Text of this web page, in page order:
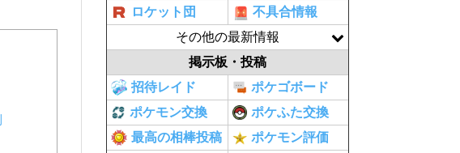
ロケット団
不具合情報
その他の最新情報
掲示板・投稿
招待レイド
ポケゴボード
ポケモン交換
ポケふた交換
最高の相棒投稿
ポケモン評価